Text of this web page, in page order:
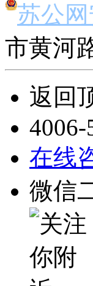
苏公网
市黄河
返回
4006-
在线
微信